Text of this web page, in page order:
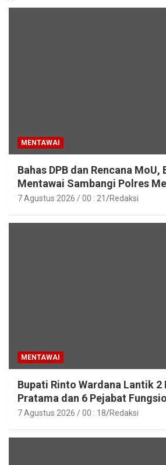
MENTAWAI
Bahas DPB dan Rencana MoU,
Mentawai Sambangi Polres
7 Agustus 2026 / 00 : 21 Redaksi
MENTAWAI
Bupati Rinto Wardana Lantik
Pratama dan 6 Pejabat
Lingkungan Pemkab
7 Agustus 2026 / 00 : 18 Redaksi